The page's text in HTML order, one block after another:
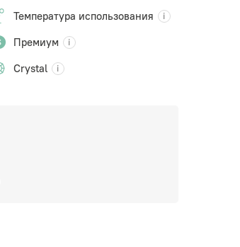
Температура использования
Премиум
Crystal